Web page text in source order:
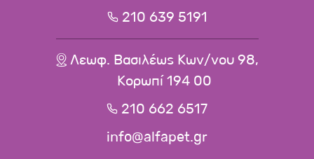
210 639 5191
Λεωφ. Βασιλέως Κων/νου 98,
Κορωπί 194 00
210 662 6517
info@alfapet.gr